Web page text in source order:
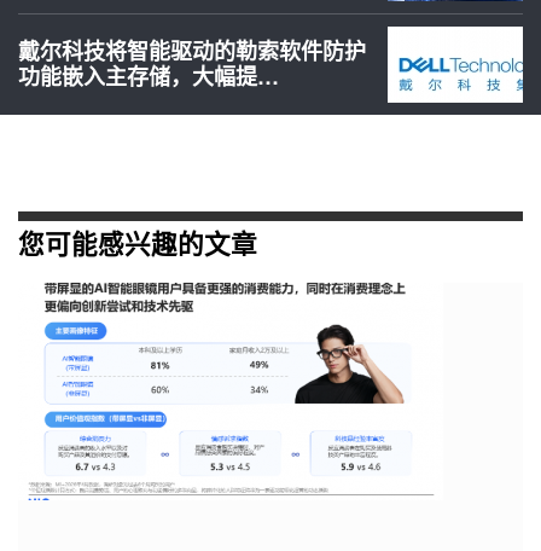
戴尔科技将智能驱动的勒索软件防护
功能嵌入主存储，大幅提…
您可能感兴趣的文章